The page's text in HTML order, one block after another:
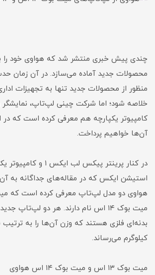
چندی پیش خبری منتشر شد که هواوی خود را
محصولات جدید آماده می‌سازد. در آن زمان
منظور از محصولات جدید تنها به تجهیزات اداری
خلاصه شود؛ اما شرکت چینی لپ‌تاپ،
کامپیوتر یکپارچه هم معرفی کرده است که در
آن‌ها خواهیم پرداخت.
در کنار پرینتر پیکس لب
استیشن ایکس که در مقاله‌های جداگانه به
میت بوک ۱۴ اس نام دارند. هر دو لپ‌تاپ
کیلوگرم می‌رساند.
میت بوک ۱۳ اس و میت بوک ۱۴ اس هواوی